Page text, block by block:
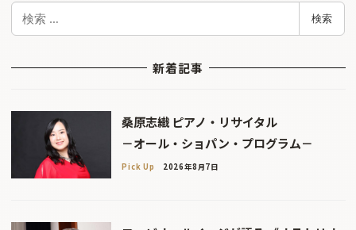
検索
新着記事
桑原志織 ピアノ・リサイタル
－オール・ショパン・プログラム－
Pick Up 2026年8月7日